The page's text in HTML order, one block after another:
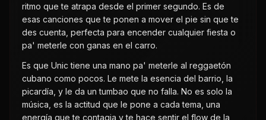
ritmo que te atrapa desde el primer segundo. Es de
esas canciones que te ponen a mover el pie sin que te
des cuenta, perfecta para encender cualquier fiesta o
pa' meterle con ganas en el carro.
Es que Unic tiene una mano pa' meterle al reggaetón
cubano como pocos. Le mete la esencia del barrio, la
picardía, y le da un tumbao que no falla. No es solo la
música, es la actitud que le pone a cada tema, una
energía que te contagia y te hace sentir el flow de la